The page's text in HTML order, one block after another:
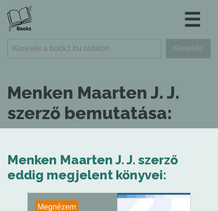
☰
Menken Maarten J. J.
szerző bemutatása:
Menken Maarten J. J. szerző
eddig megjelent könyvei:
Megnézem